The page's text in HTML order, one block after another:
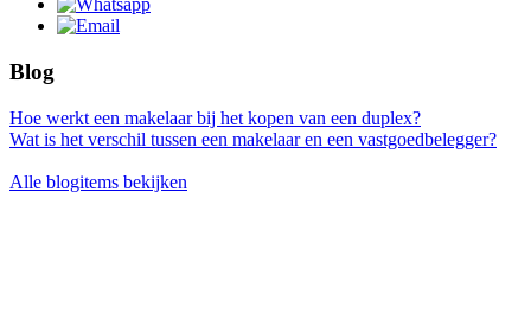
Blog
Hoe werkt een makelaar bij het kopen van een duplex?
Wat is het verschil tussen een makelaar en een vastgoedbelegger?
Alle blogitems bekijken